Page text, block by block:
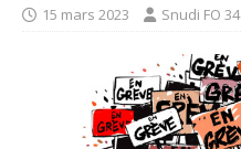
15 mars 2023 Snudi FO 34